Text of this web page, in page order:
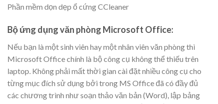
Phần mềm dọn dẹp ổ cứng CCleaner
Bộ ứng dụng văn phòng Microsoft Office:
Nếu bạn là một sinh viên hay một nhân viên văn phòng thì
Microsoft Office chính là bộ công cụ không thể thiếu trên
laptop. Không phải mất thời gian cài đặt nhiều công cụ cho
từng mục đích sử dụng bởi trong MS Office đã có đầy đủ
các chương trình như soạn thảo văn bản (Word), lập bảng